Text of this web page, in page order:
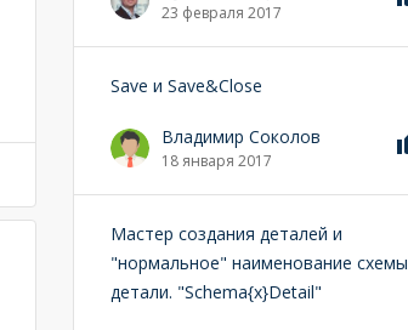
23 февраля 2017
Save и Save&Close
Владимир Соколов
18 января 2017
Мастер создания деталей и
"нормальное" наименование схемы
детали. "Schema{x}Detail"